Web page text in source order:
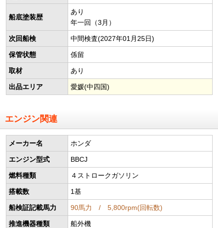
船底塗装歴
あり
年一回（3月）
次回船検 中間検査(2027年01月25日)
保管状態 係留
取材 あり
出品エリア 愛媛(中四国)
エンジン関連
メーカー名 ホンダ
エンジン型式 BBCJ
燃料種類 ４ストロークガソリン
搭載数 1基
船検証記載馬力 90馬力 / 5,800rpm(回転数)
推進機器種類 船外機